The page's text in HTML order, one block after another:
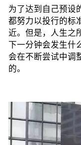
为了达到自己预设
都努力以投行的标
近。但是，人生之
下一分钟会发生什
会在不断尝试中调
的。